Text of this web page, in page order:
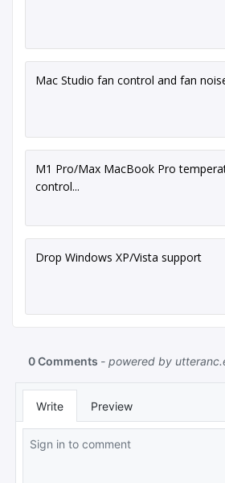
Mac Studio fan control and fan
M1 Pro/Max MacBook Pro
control...
Drop Windows XP/Vista support